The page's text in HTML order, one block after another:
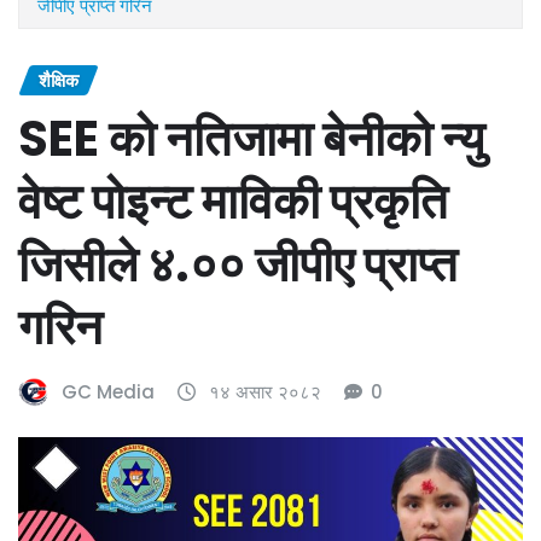
जीपीए प्राप्त गरिन
शैक्षिक
SEE को नतिजामा बेनीको न्यु
वेष्ट पोइन्ट माविकी प्रकृति
जिसीले ४.०० जीपीए प्राप्त
गरिन
GC Media १४ असार २०८२ 0